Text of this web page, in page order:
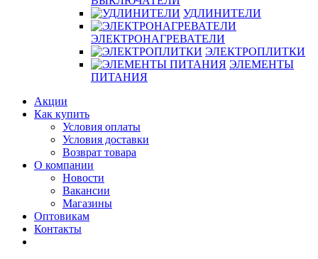
УДЛИНИТЕЛИ
ЭЛЕКТРОНАГРЕВАТЕЛИ
ЭЛЕКТРОПЛИТКИ
ЭЛЕМЕНТЫ
ПИТАНИЯ
Акции
Как купить
Условия оплаты
Условия доставки
Возврат товара
О компании
Новости
Вакансии
Магазины
Оптовикам
Контакты